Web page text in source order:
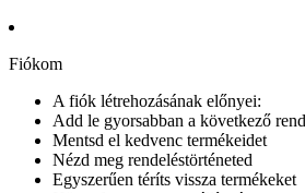
Fiókom
A fiók létrehozásának előnyei:
Add le gyorsabban a következő
Mentsd el kedvenc termékeidet
Nézd meg rendeléstörténeted
Egyszerűen téríts vissza termékeket